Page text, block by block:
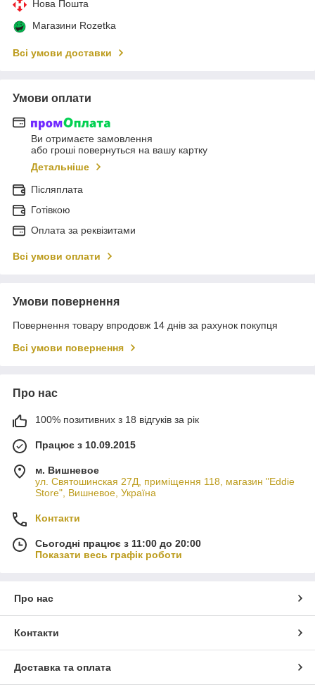
Нова Пошта
Магазини Rozetka
Всі умови доставки
Умови оплати
Ви отримаєте замовлення
або гроші повернуться на вашу картку
Детальніше
Післяплата
Готівкою
Оплата за реквізитами
Всі умови оплати
Умови повернення
Повернення товару впродовж 14 днів за рахунок покупця
Всі умови повернення
Про нас
100% позитивних з 18 відгуків за рік
Працює з 10.09.2015
м. Вишневое
ул. Святошинская 27Д, приміщення 118, магазин "Eddie
Store", Вишневое, Україна
Контакти
Сьогодні працює з 11:00 до 20:00
Показати весь графік роботи
Про нас
Контакти
Доставка та оплата